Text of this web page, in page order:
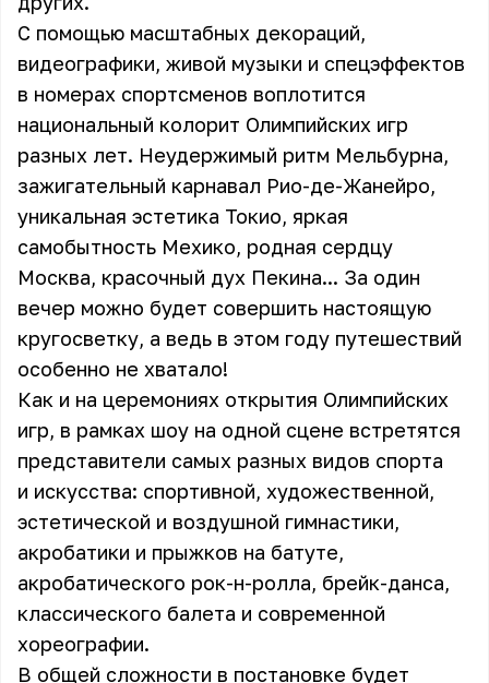
С помощью масштабных декораций,
видеографики, живой музыки и спецэффектов
в номерах спортсменов воплотится
национальный колорит Олимпийских игр
разных лет. Неудержимый ритм Мельбурна,
зажигательный карнавал Рио-де-Жанейро,
уникальная эстетика Токио, яркая
самобытность Мехико, родная сердцу
Москва, красочный дух Пекина... За один
вечер можно будет совершить настоящую
кругосветку, а ведь в этом году путешествий
особенно не хватало!
Как и на церемониях открытия Олимпийских
игр, в рамках шоу на одной сцене встретятся
представители самых разных видов спорта
и искусства: спортивной, художественной,
эстетической и воздушной гимнастики,
акробатики и прыжков на батуте,
акробатического рок-н-ролла, брейк-данса,
классического балета и современной
хореографии.
В общей сложности в постановке будет